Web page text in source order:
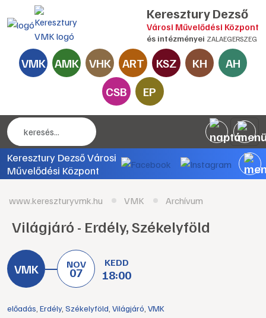
Keresztury Dezső
Városi Művelődési Központ
és intézményei ZALAEGERSZEG
VMK AMK VHK ART KSZ KH
AH
CSB
EP
Keresztury Dezső Városi
Művelődési Központ
www.kereszturyvmk.hu VMK Archívum
Világjáró - Erdély, Székelyföld
NOV
07
KEDD
18:00
előadás Erdély, Székelyföld Világjáró VMK